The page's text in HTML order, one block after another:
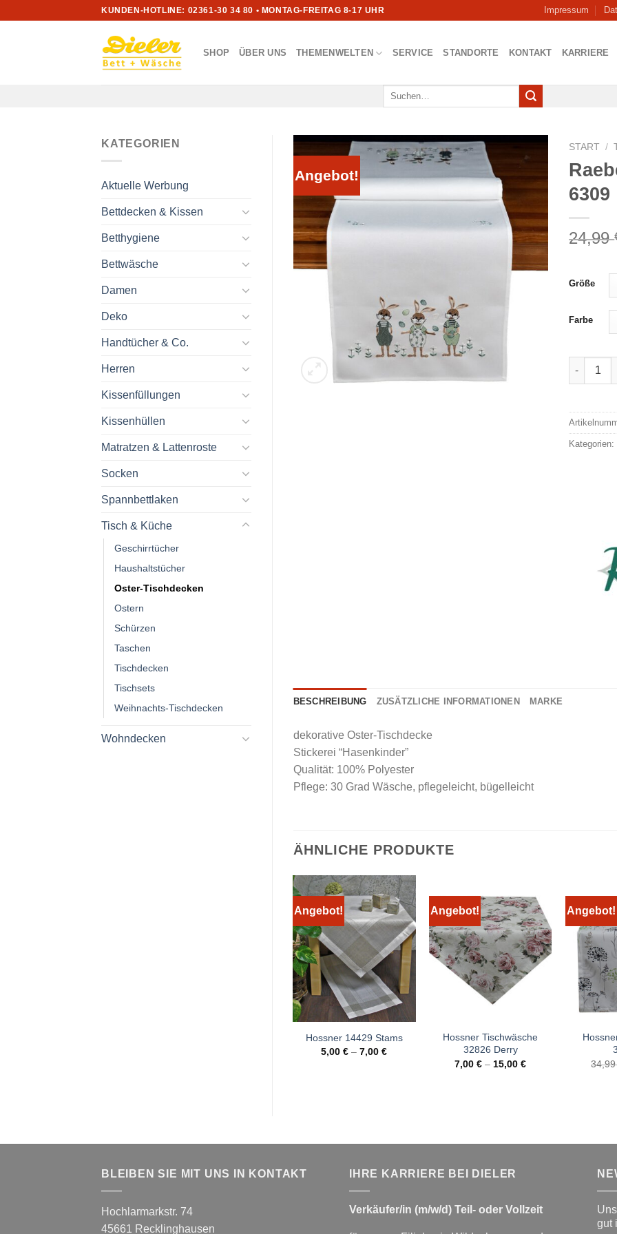
KUNDEN-HOTLINE: 02361-30 34 80 • MONTAG-FREITAG 8-17 UHR Impressum
SHOP ÜBER UNS THEMENWELTEN SERVICE STANDORTE KONTAKT KARRIERE
Suchen
KATEGORIEN
Aktuelle Werbung
Bettdecken & Kissen
Betthygiene
Bettwäsche
Damen
Deko
Handtücher & Co.
Herren
Kissenfüllungen
Kissenhüllen
Matratzen & Lattenroste
Socken
Spannbettlaken
Tisch & Küche
Geschirrtücher
Haushaltstücher
Oster-Tischdecken
Ostern
Schürzen
Taschen
Tischdecken
Tischsets
Weihnachts-Tischdecken
Wohndecken
Angebot!
START /
6309
24,99
Größe
Farbe
Raebel
Kategorien:
BESCHREIBUNG ZUSÄTZLICHE INFORMATIONEN MARKE
dekorative Oster-Tischdecke
Stickerei “Hasenkinder”
Qualität: 100% Polyester
Pflege: 30 Grad Wäsche, pflegeleicht, bügelleicht
ÄHNLICHE PRODUKTE
Angebot!
Hossner 14429 Stams
5,00€ –7,00€
Angebot!
Hossner Tischwäsche
32826 Derry
7,00€ – 15,00€
Angebot!
BLEIBEN SIE MIT UNS IN KONTAKT
Hochlarmarkstr. 74
45661 Recklinghausen
IHRE KARRIERE BEI DIELER
Verkäufer/in (m/w/d) Teil- oder Vollzeit
gut